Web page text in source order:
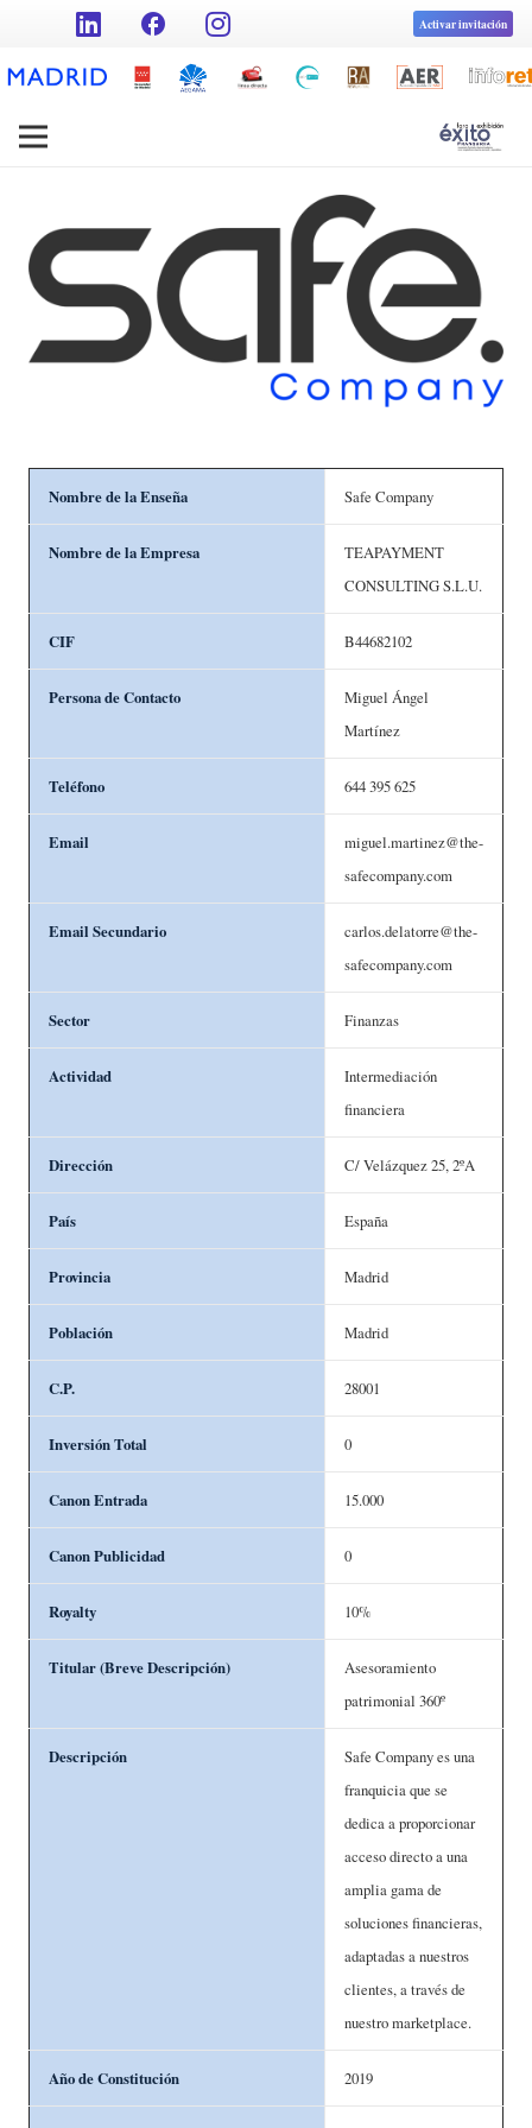
facebook Activar invitación
Nombre de la Enseña Safe Company
Nombre de la Empresa
TEAPAYMENT
CONSULTING S.L.U.
CIF B44682102
Persona de Contacto
Miguel Ángel
Martínez
Teléfono 644 395 625
Email
miguel.martinez@the-
safecompany.com
Email Secundario
carlos.delatorre@the-
safecompany.com
Sector Finanzas
Actividad
Intermediación
financiera
Dirección C/ Velázquez 25, 2ºA
País España
Provincia Madrid
Población Madrid
C.P. 28001
Inversión Total 0
Canon Entrada 15.000
Canon Publicidad 0
Royalty 10%
Titular (Breve Descripción)
Asesoramiento
patrimonial 360º
Descripción
Safe Company es una
franquicia que se
dedica a proporcionar
acceso directo a una
amplia gama de
soluciones financieras,
adaptadas a nuestros
clientes, a través de
nuestro marketplace.
Año de Constitución 2019